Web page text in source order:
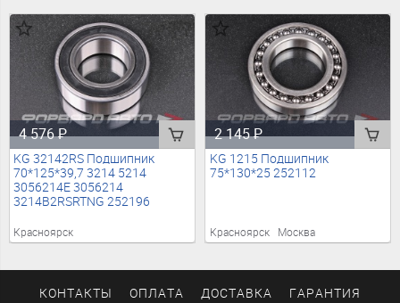
4 576₽
KG 32142RS Подшипник
70*125*39,7 3214 5214
3056214E 3056214
3214B2RSRTNG 252196
Красноярск
2 145₽
KG 1215 Подшипник
75*130*25 252112
Красноярск Москва
КОНТАКТЫ ОПЛАТА ДОСТАВКА ГАРАНТИЯ